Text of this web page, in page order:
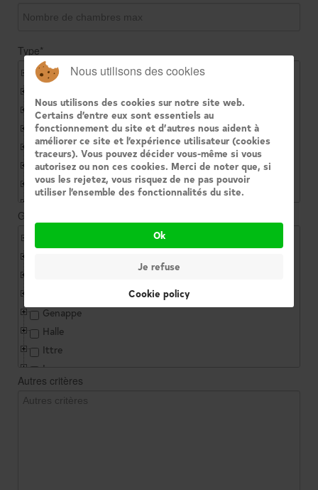
Type*
Appartements
Commercial
Garage
Immeuble multifamilial
Immeuble unifamilial
Industriel
Géographique*
Genappe
Halle
Ittre
Lasne
Linkebeek
Nivelles
Autres critères
Nous utilisons des cookies
Nous utilisons des cookies sur notre site web.
Certains d’entre eux sont essentiels au
fonctionnement du site et d’autres nous aident à
améliorer ce site et l’expérience utilisateur (cookies
traceurs). Vous pouvez décider vous-même si vous
autorisez ou non ces cookies. Merci de noter que, si
vous les rejetez, vous risquez de ne pas pouvoir
utiliser l’ensemble des fonctionnalités du site.
Ok
Je refuse
Cookie policy